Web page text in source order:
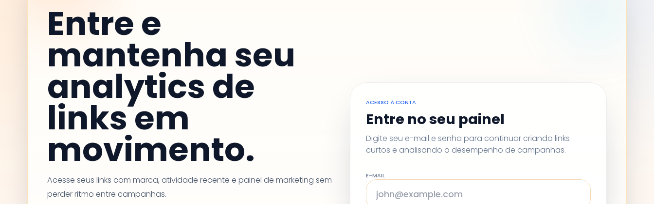
Entre e
mantenha seu
analytics de
links em
movimento.
Acesse seus links com marca, atividade recente e painel de marketing sem
perder ritmo entre campanhas.
ACESSO À CONTA
Entre no seu painel
Digite seu e-mail e senha para continuar criando links
curtos e analisando o desempenho de campanhas.
E-MAIL